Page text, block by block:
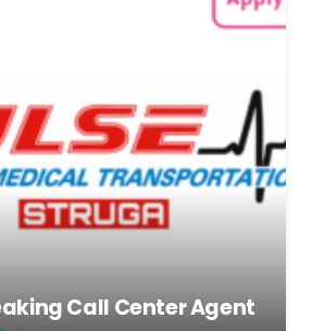
Call Center Agent